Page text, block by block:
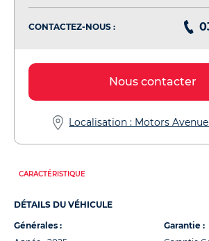
CONTACTEZ-NOUS :
Nous contacter
Localisation : Motors Avenue
CARACTÉRISTIQUE
DÉTAILS DU VÉHICULE
Générales :
Garantie :